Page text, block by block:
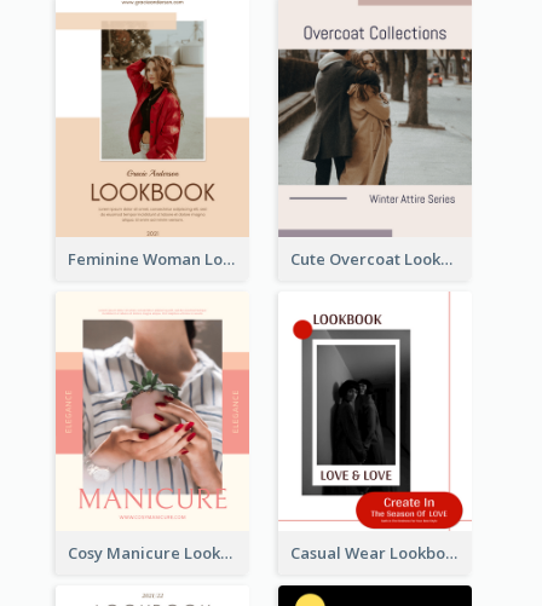
Feminine Woman Lookbook Cute Overcoat Lookbook
Cosy Manicure Lookbook Casual Wear Lookbook